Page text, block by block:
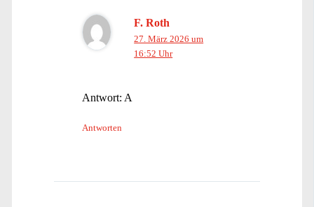
F. Roth
27. März 2026 um
16:52 Uhr
Antwort: A
Antworten